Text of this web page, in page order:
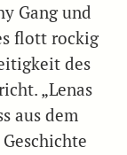
Gang und
flott rockig
des
„Lenas
aus dem